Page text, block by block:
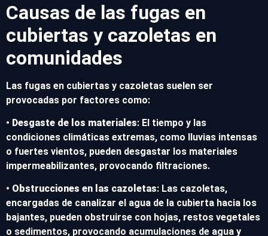
Causas de las fugas en
cubiertas y cazoletas en
comunidades
Las fugas en cubiertas y cazoletas suelen ser
provocadas por factores como:
• Desgaste de los materiales: El tiempo y las
condiciones climáticas extremas, como lluvias intensas
o fuertes vientos, pueden desgastar los materiales
impermeabilizantes, provocando filtraciones.
• Obstrucciones en las cazoletas: Las cazoletas,
encargadas de canalizar el agua de la cubierta hacia los
bajantes, pueden obstruirse con hojas, restos vegetales
o sedimentos, provocando acumulaciones de agua y